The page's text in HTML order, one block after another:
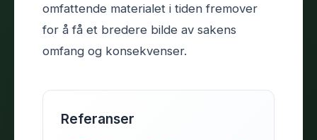
omfattende materialet i tiden fremover
for å få et bredere bilde av sakens
omfang og konsekvenser.
Referanser